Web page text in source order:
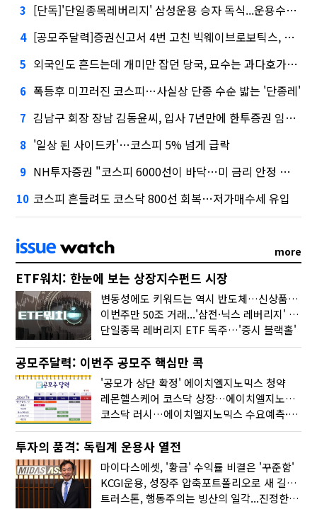
3 [단독]'단일종목레버리지' 삼성운용 승자 독식...운용수익 미래에셋의 6배
4 [공모주달력]증권신고서 4번 고친 빅웨이브로보틱스, 수요예측
5 외국인도 흔드는데 개미만 잡던 당국, 묘수는 과다호가부담금?
6 폭등후 미끄러진 코스피…사실상 단종 수순 밟는 '단종레'
7 김남구 회장 장남 김동윤씨, 입사 7년만에 한투증권 임원 승진
8 '일상 된 사이드카'…코스피 5% 넘게 급락
9 NH투자증권 "코스피 6000선이 바닥…미 금리 안정 후 추가 회복"
10 코스피 흔들려도 코스닥 800선 회복…저가매수세 유입
more
ETF워치: 한눈에 보는 상장지수펀드 시장
변동성에도 키워드는 역시 반도체…신상품은 우주·방산
이번주만 50조 거래...'삼전·닉스 레버리지' 수익률은 -30%
단일종목 레버리지 ETF 독주…'증시 블랙홀'
공모주달력: 이번주 공모주 핵심만 콕
'공모가 상단 확정' 에이치엘지노믹스 청약
레몬헬스케어 코스닥 상장…에이치엘지노믹스 수요예측
코스닥 러시…에이치엘지노믹스 수요예측·레메디 청약
투자의 품격: 독립계 운용사 열전
마이다스에셋, '황금' 수익률 비결은 '꾸준함'
KCGI운용, 성장주 압축포트폴리오로 새 길을 그리다
트러스톤, 행동주의는 빙산의 일각...진정한 힘은 '주식형 강자'